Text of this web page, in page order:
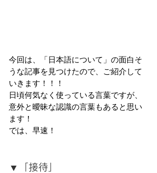
今回は、「日本語について」の面白そ
うな記事を見つけたので、ご紹介して
いきます！！！
日頃何気なく使っている言葉ですが、
意外と曖昧な認識の言葉もあると思い
ます！
では、早速！
▼「接待」